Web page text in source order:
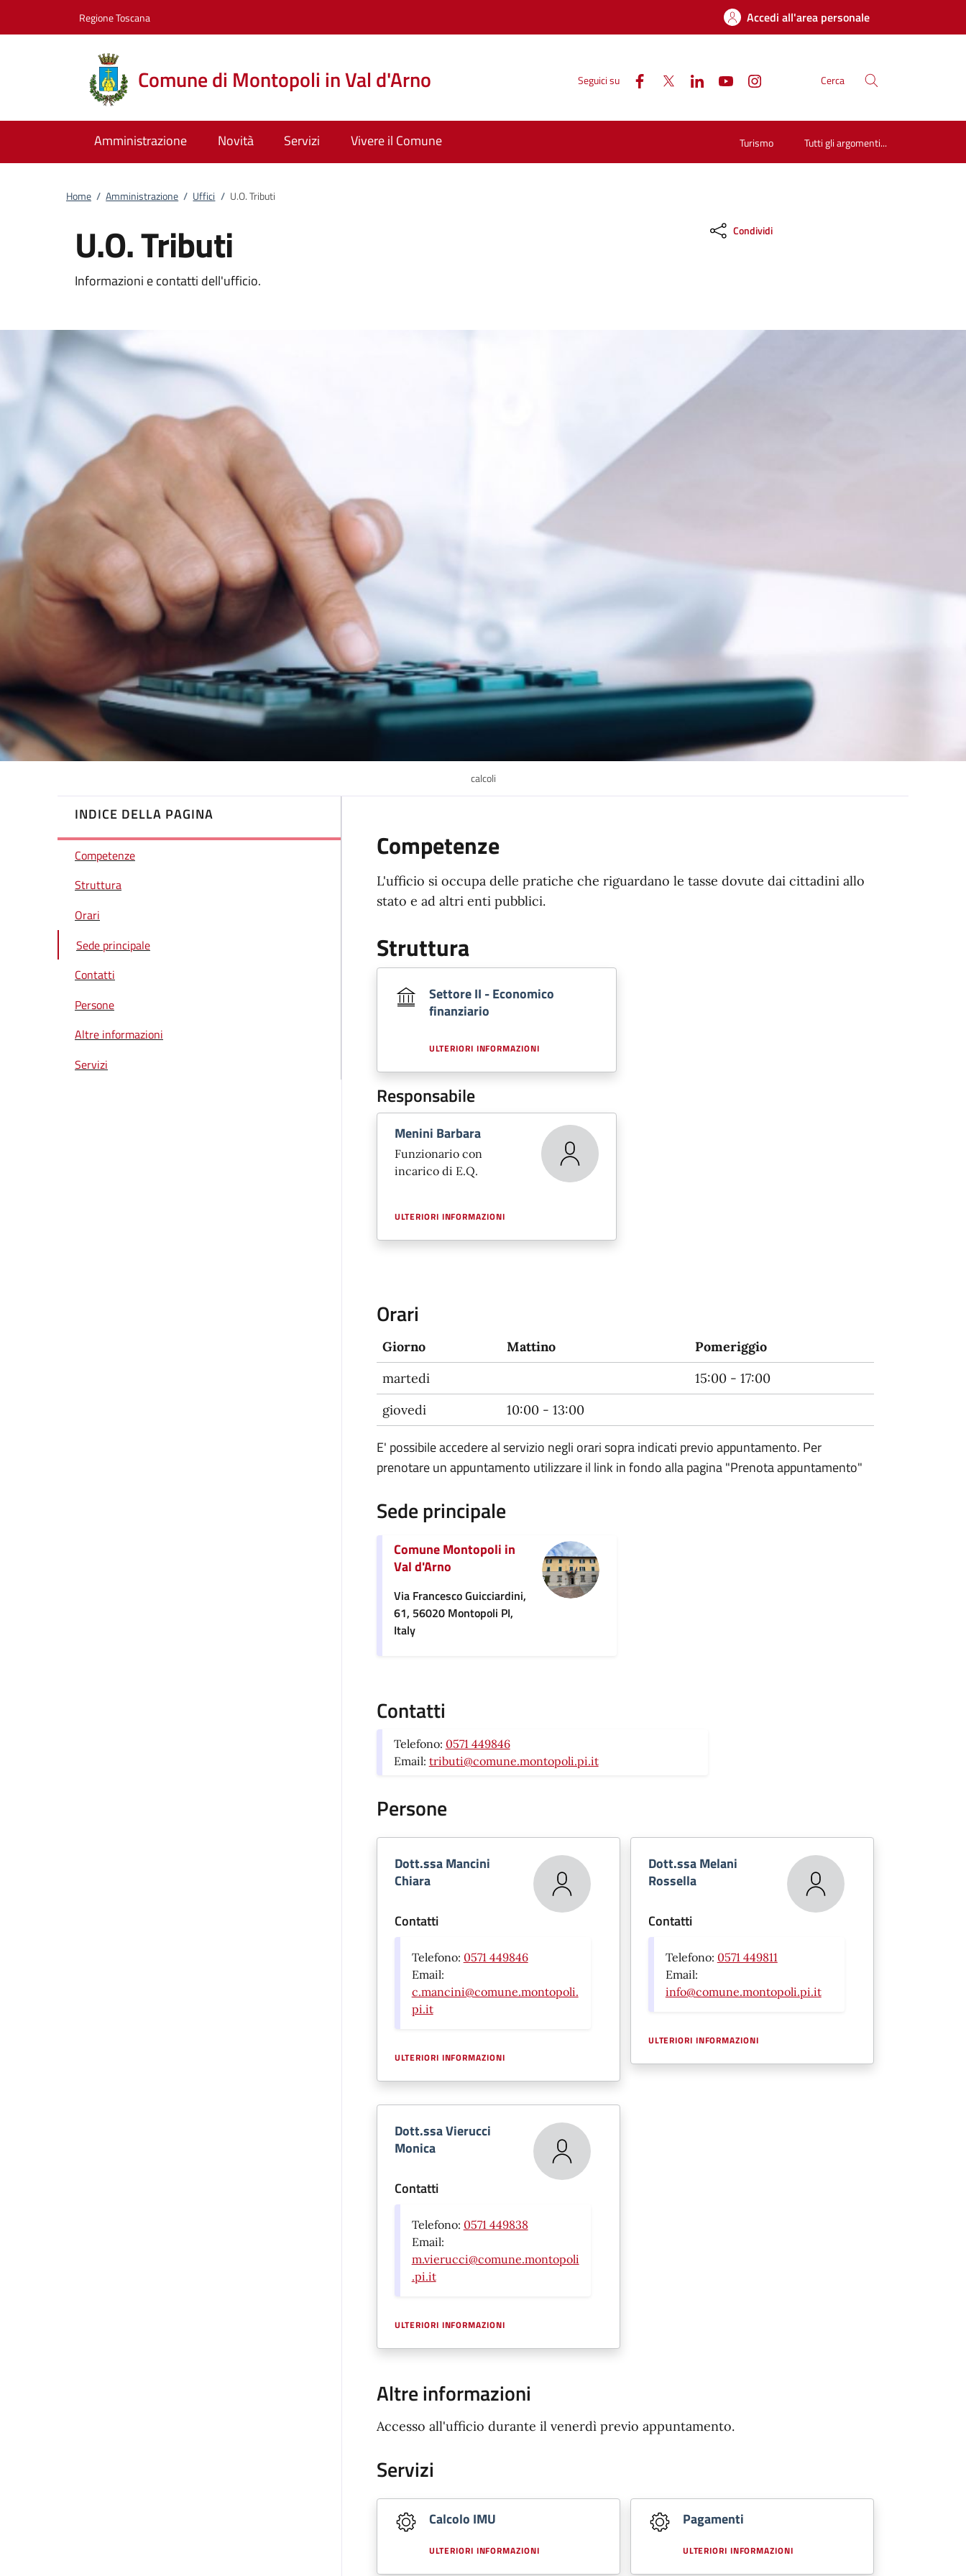
Regione Toscana Accedi all'area personale
Comune di Montopoli in Val d'Arno Seguici su Cerca
Amministrazione Novità Servizi Vivere il Comune Turismo Tutti gli argomenti...
Home / Amministrazione / Uffici / U.O. Tributi
U.O. Tributi
Informazioni e contatti dell'ufficio.
Condividi
calcoli
INDICE DELLA PAGINA
Competenze
Struttura
Orari
Sede principale
Contatti
Persone
Altre informazioni
Servizi
Competenze
L'ufficio si occupa delle pratiche che riguardano le tasse dovute dai cittadini allo
stato e ad altri enti pubblici.
Struttura
Settore II - Economico
finanziario
ULTERIORI INFORMAZIONI
Responsabile
Menini Barbara
Funzionario con
incarico di E.Q.
ULTERIORI INFORMAZIONI
Orari
Giorno Mattino
Pomeriggio
martedi
15:00 - 17:00
giovedi
10:00 - 13:00
E' possibile accedere al servizio negli orari sopra indicati previo appuntamento. Per
prenotare un appuntamento utilizzare il link in fondo alla pagina "Prenota appuntamento"
Sede principale
Comune Montopoli in
Val d'Arno
Via Francesco Guicciardini,
61, 56020 Montopoli PI,
Italy
Contatti
Telefono: 0571 449846
Email: tributi@comune.montopoli.pi.it
Persone
Dott.ssa Mancini
Chiara
Contatti
Telefono: 0571 449846
Email:
c.mancini@comune.montopoli.
pi.it
ULTERIORI INFORMAZIONI
Dott.ssa Melani
Rossella
Contatti
Telefono: 0571 449811
Email:
info@comune.montopoli.pi.it
ULTERIORI INFORMAZIONI
Dott.ssa Vierucci
Monica
Contatti
Telefono: 0571 449838
Email:
m.vierucci@comune.montopoli
.pi.it
ULTERIORI INFORMAZIONI
Altre informazioni
Accesso all'ufficio durante il venerdì previo appuntamento.
Servizi
Calcolo IMU
ULTERIORI INFORMAZIONI
Pagamenti
ULTERIORI INFORMAZIONI